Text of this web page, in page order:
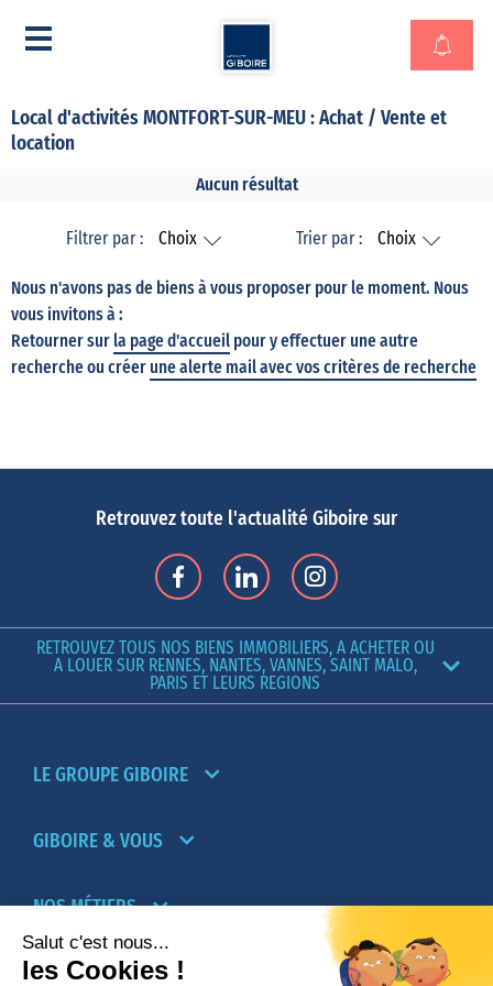
Local d'activités MONTFORT-SUR-MEU : Achat / Vente et
location
Aucun résultat
Filtrer par : Choix Trier par : Choix
Nous n'avons pas de biens à vous proposer pour le moment. Nous
vous invitons à :
Retourner sur la page d'accueil pour y effectuer une autre
recherche ou créer une alerte mail avec vos critères de recherche
Retrouvez toute l'actualité Giboire sur
RETROUVEZ TOUS NOS BIENS IMMOBILIERS, A ACHETER OU
A LOUER SUR RENNES, NANTES, VANNES, SAINT MALO,
PARIS ET LEURS REGIONS
LE GROUPE GIBOIRE
GIBOIRE & VOUS
NOS MÉTIERS
PARTENAIRES